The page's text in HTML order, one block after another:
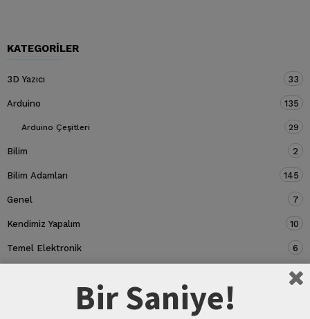
KATEGORILER
3D Yazıcı 33
Arduino 135
Arduino Çeşitleri 29
Bilim 2
Bilim Adamları 145
Genel 7
Kendimiz Yapalım 10
Temel Elektronik 6
5
Bir Saniye!